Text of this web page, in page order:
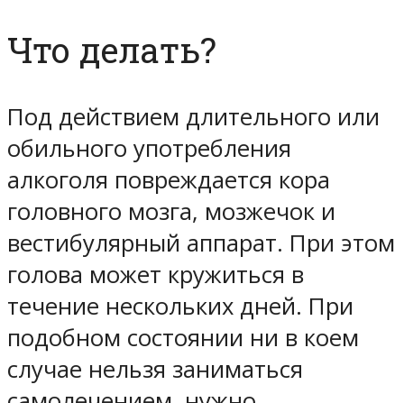
Что делать?
Под действием длительного или
обильного употребления
алкоголя повреждается кора
головного мозга, мозжечок и
вестибулярный аппарат. При этом
голова может кружиться в
течение нескольких дней. При
подобном состоянии ни в коем
случае нельзя заниматься